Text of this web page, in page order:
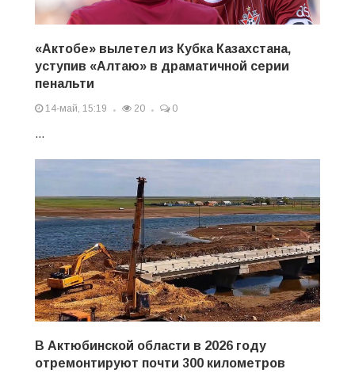
«Актобе» вылетел из Кубка Казахстана,
уступив «Алтаю» в драматичной серии
пенальти
14-май, 15:19 20 0
...
В Актюбинской области в 2026 году
отремонтируют почти 300 километров